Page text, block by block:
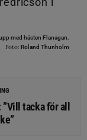
med hästen Flanagan.
Foto: Roland Thunholm
tacka för all